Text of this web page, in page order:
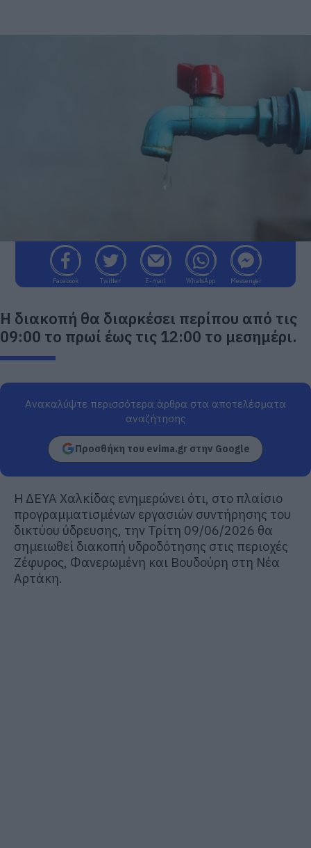
Facebook Twitter E-mail WhatsApp Messenger
Η διακοπή θα διαρκέσει περίπου από τις
09:00 το πρωί έως τις 12:00 το μεσημέρι.
Ανακαλύψτε περισσότερα άρθρα στα αποτελέσματα
αναζήτησης
Προσθήκη του evima.gr στην Google
Η ΔΕΥΑ Χαλκίδας ενημερώνει ότι, στο πλαίσιο
προγραμματισμένων εργασιών συντήρησης του
δικτύου ύδρευσης, την Τρίτη 09/06/2026 θα
σημειωθεί διακοπή υδροδότησης στις περιοχές
Ζέφυρος, Φανερωμένη και Βουδούρη στη Νέα
Αρτάκη.